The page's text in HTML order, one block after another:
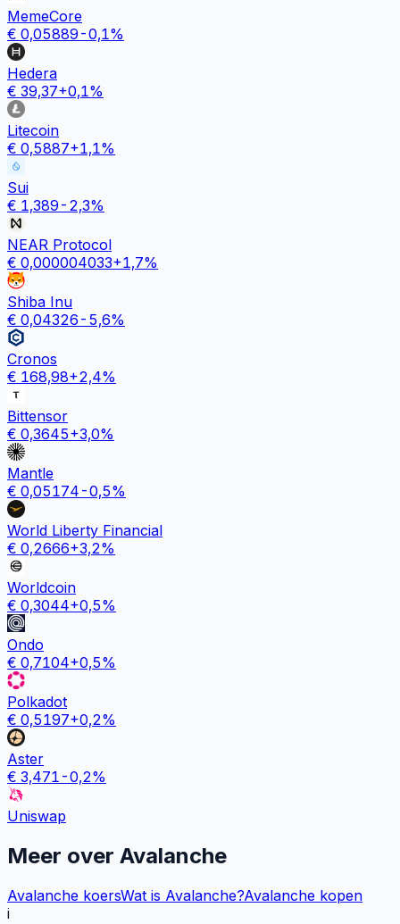
MemeCore
€ 0,05889 -0,1%
Hedera
€ 39,37+0,1%
Litecoin
€ 0,5887+1,1%
Sui
€ 1,389 -2,3%
NEAR Protocol
€ 0,000004033+1,7%
Shiba Inu
€ 0,04326 -5,6%
Cronos
€ 168,98+2,4%
Bittensor
€ 0,3645+3,0%
Mantle
€ 0,05174 -0,5%
World Liberty Financial
€ 0,2666+3,2%
Worldcoin
€ 0,3044+0,5%
Ondo
€ 0,7104+0,5%
Polkadot
€ 0,5197+0,2%
Aster
€ 3,471 -0,2%
Uniswap
Meer over Avalanche
Avalanche koersWat is Avalanche?Avalanche kopen
i